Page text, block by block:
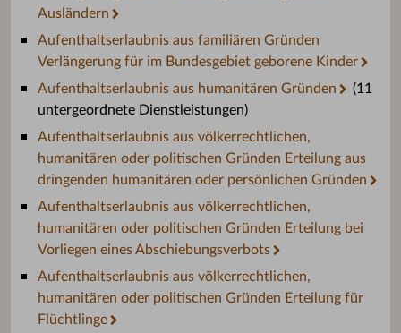
Ausländern
Aufenthaltserlaubnis aus familiären Gründen
Verlängerung für im Bundesgebiet geborene Kinder
Aufenthaltserlaubnis aus humanitären Gründen
(11
untergeordnete Dienstleistungen)
Aufenthaltserlaubnis aus völkerrechtlichen,
humanitären oder politischen Gründen Erteilung aus
dringenden humanitären oder persönlichen Gründen
Aufenthaltserlaubnis aus völkerrechtlichen,
humanitären oder politischen Gründen Erteilung bei
Vorliegen eines Abschiebungsverbots
Aufenthaltserlaubnis aus völkerrechtlichen,
humanitären oder politischen Gründen Erteilung für
Flüchtlinge